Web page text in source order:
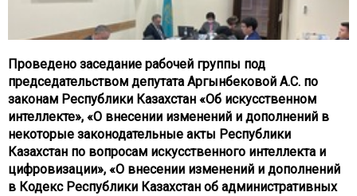
Проведено заседание рабочей группы под
председательством депутата Аргынбековой А.С. по
законам Республики Казахстан «Об искусственном
интеллекте», «О внесении изменений и дополнений в
некоторые законодательные акты Республики
Казахстан по вопросам искусственного интеллекта и
цифровизации», «О внесении изменений и дополнений
в Кодекс Республики Казахстан об административных